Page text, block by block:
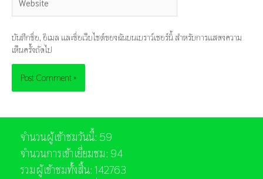
บันทึกชื่อ, อีเมล และชื่อเว็บไซต์ของฉันบนเบราว์เซอร์นี้ สำหรับการแสดงความ
เห็นครั้งถัดไป
จำนวนผู้เข้าชมวันนี้: 59
จำนวนการเข้าเยี่ยมชม: 94
รวมผู้เข้าชมทั้งสิ้น: 142763